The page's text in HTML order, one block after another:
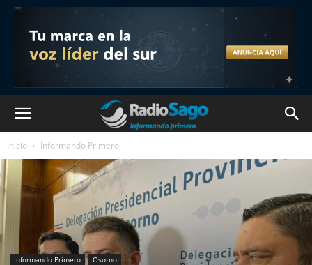
Inicio Informando Primero
Informando Primero Osorno